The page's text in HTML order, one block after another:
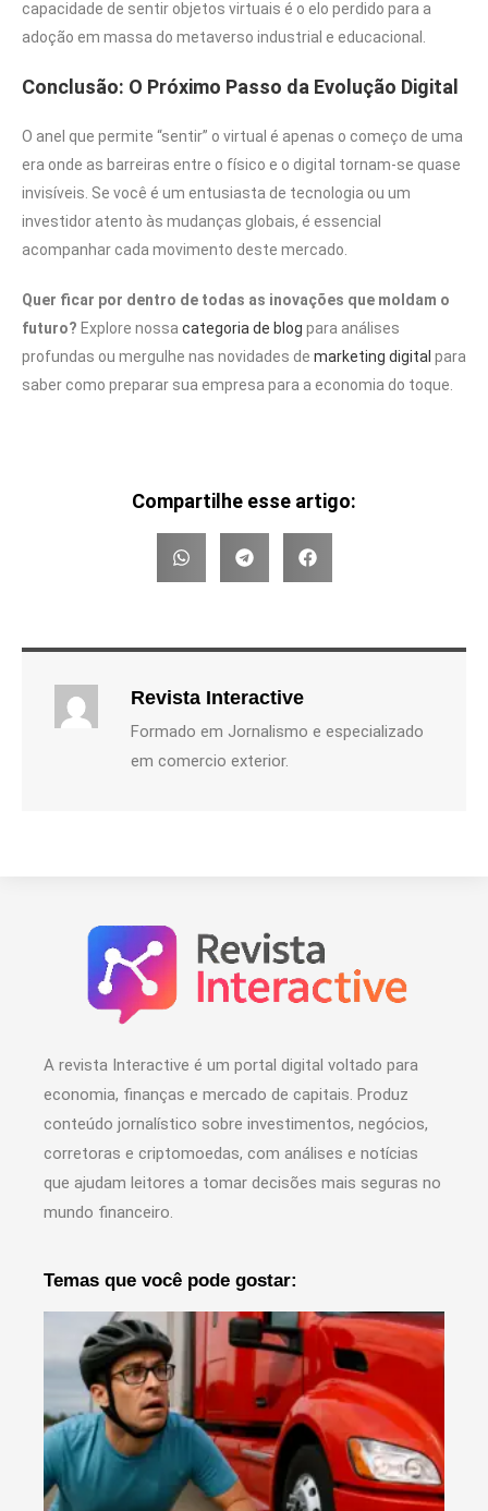
capacidade de sentir objetos virtuais é o elo perdido para a
adoção em massa do metaverso industrial e educacional.
Conclusão: O Próximo Passo da Evolução Digital
O anel que permite “sentir” o virtual é apenas o começo de uma
era onde as barreiras entre o físico e o digital tornam-se quase
invisíveis. Se você é um entusiasta de tecnologia ou um
investidor atento às mudanças globais, é essencial
acompanhar cada movimento deste mercado.
Quer ficar por dentro de todas as inovações que moldam o
futuro? Explore nossa categoria de blog para análises
profundas ou mergulhe nas novidades de marketing digital para
saber como preparar sua empresa para a economia do toque.
Compartilhe esse artigo:
Revista Interactive
Formado em Jornalismo e especializado
em comercio exterior.
A revista Interactive é um portal digital voltado para
economia, finanças e mercado de capitais. Produz
conteúdo jornalístico sobre investimentos, negócios,
corretoras e criptomoedas, com análises e notícias
que ajudam leitores a tomar decisões mais seguras no
mundo financeiro.
Temas que você pode gostar: